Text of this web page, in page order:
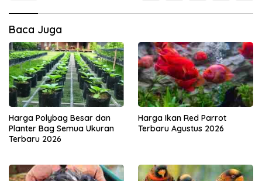
Baca Juga
Harga Polybag Besar dan
Planter Bag Semua Ukuran
Terbaru 2026
Harga Ikan Red Parrot
Terbaru Agustus 2026